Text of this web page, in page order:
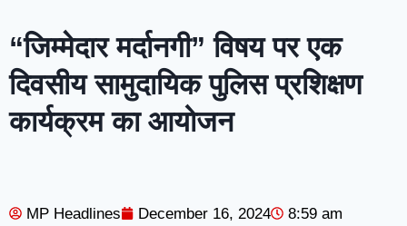
“जिम्मेदार मर्दानगी” विषय पर एक
दिवसीय सामुदायिक पुलिस प्रशिक्षण
कार्यक्रम का आयोजन
MP Headlines December 16, 2024 8:59 am